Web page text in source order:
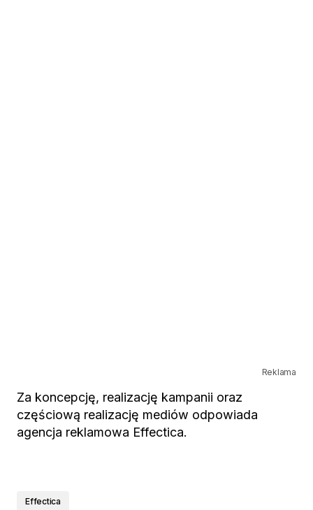
Reklama
Za koncepcję, realizację kampanii oraz
częściową realizację mediów odpowiada
agencja reklamowa Effectica.
Effectica